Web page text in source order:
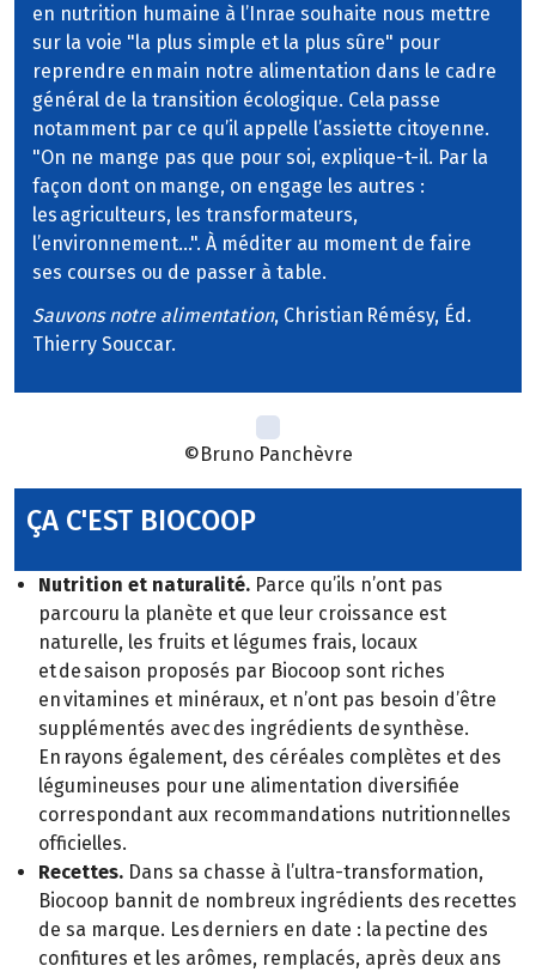
en nutrition humaine à l’Inrae souhaite nous mettre
sur la voie "la plus simple et la plus sûre" pour
reprendre en main notre alimentation dans le cadre
général de la transition écologique. Cela passe
notamment par ce qu’il appelle l’assiette citoyenne.
"On ne mange pas que pour soi, explique-t-il. Par la
façon dont on mange, on engage les autres :
les agriculteurs, les transformateurs,
l’environnement…". À méditer au moment de faire
ses courses ou de passer à table.
Sauvons notre alimentation, Christian Rémésy, Éd.
Thierry Souccar.
©Bruno Panchèvre
ÇA C'EST BIOCOOP
Nutrition et naturalité. Parce qu’ils n’ont pas
parcouru la planète et que leur croissance est
naturelle, les fruits et légumes frais, locaux
et de saison proposés par Biocoop sont riches
en vitamines et minéraux, et n’ont pas besoin d’être
supplémentés avec des ingrédients de synthèse.
En rayons également, des céréales complètes et des
légumineuses pour une alimentation diversifiée
correspondant aux recommandations nutritionnelles
officielles.
Recettes. Dans sa chasse à l’ultra-transformation,
Biocoop bannit de nombreux ingrédients des recettes
de sa marque. Les derniers en date : la pectine des
confitures et les arômes, remplacés, après deux ans